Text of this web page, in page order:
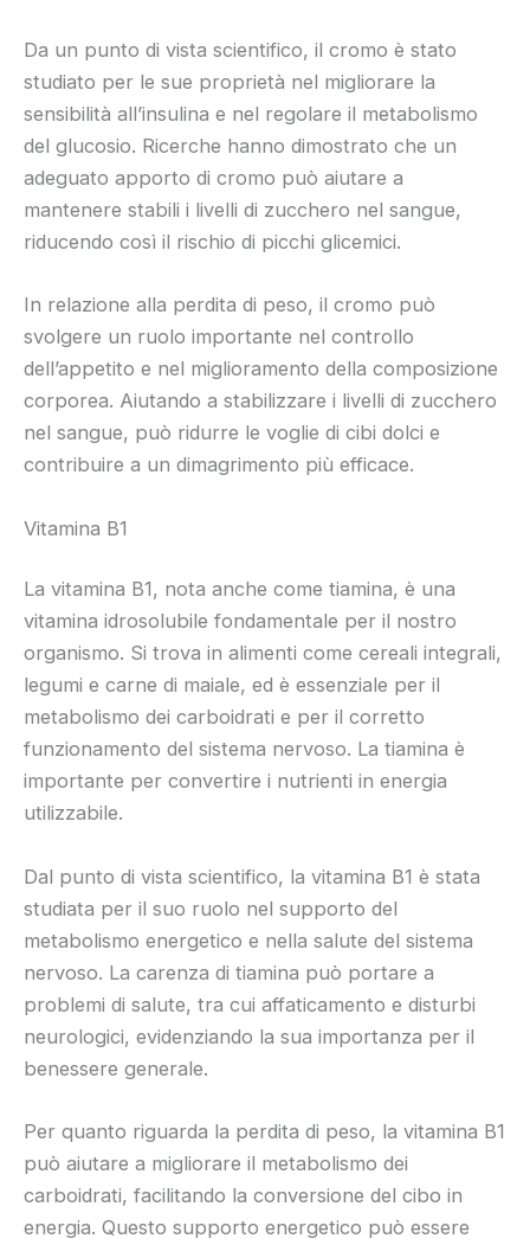
Da un punto di vista scientifico, il cromo è stato
studiato per le sue proprietà nel migliorare la
sensibilità all’insulina e nel regolare il metabolismo
del glucosio. Ricerche hanno dimostrato che un
adeguato apporto di cromo può aiutare a
mantenere stabili i livelli di zucchero nel sangue,
riducendo così il rischio di picchi glicemici.
In relazione alla perdita di peso, il cromo può
svolgere un ruolo importante nel controllo
dell’appetito e nel miglioramento della composizione
corporea. Aiutando a stabilizzare i livelli di zucchero
nel sangue, può ridurre le voglie di cibi dolci e
contribuire a un dimagrimento più efficace.
Vitamina B1
La vitamina B1, nota anche come tiamina, è una
vitamina idrosolubile fondamentale per il nostro
organismo. Si trova in alimenti come cereali integrali,
legumi e carne di maiale, ed è essenziale per il
metabolismo dei carboidrati e per il corretto
funzionamento del sistema nervoso. La tiamina è
importante per convertire i nutrienti in energia
utilizzabile.
Dal punto di vista scientifico, la vitamina B1 è stata
studiata per il suo ruolo nel supporto del
metabolismo energetico e nella salute del sistema
nervoso. La carenza di tiamina può portare a
problemi di salute, tra cui affaticamento e disturbi
neurologici, evidenziando la sua importanza per il
benessere generale.
Per quanto riguarda la perdita di peso, la vitamina B1
può aiutare a migliorare il metabolismo dei
carboidrati, facilitando la conversione del cibo in
energia. Questo supporto energetico può essere